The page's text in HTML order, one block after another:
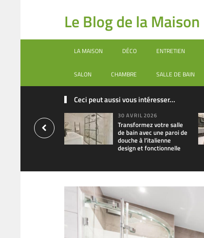
Le Blog de la Maison
LA MAISON DÉCO ENTRETIEN
SALON CHAMBRE SALLE DE BAIN
Ceci peut aussi vous intéresser...
30 AVRIL 2026
Transformez votre salle
de bain avec une paroi de
douche à l’italienne
design et fonctionnelle